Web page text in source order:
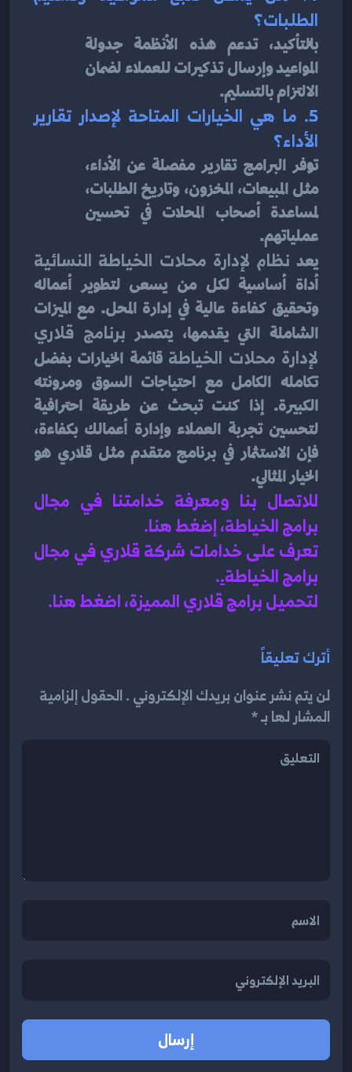
الطلبات؟
بالتأكيد، تدعم هذه الأنظمة جدولة
الالتزام بالتسليم.
5. ما هي الخيارات المتاحة لإصدار تقارير
الأداء؟
عملياتهم.
يعد نظام لإدارة محلات الخياطة النسائية
الشاملة التي يقدمها، يتصدر
لإدارة محلات الخياطة
الخيار المثالي.
برامج الخياطة، إضغط هنا.
برامج الخياطة.
.
لتحميل برامج قلاري المميزة، اضغط هنا.
أترك تعليقاً
لن يتم نشر عنوان بريدك الإلكتروني . الحقول إلزامية
المشار لها بـ *
إرسال